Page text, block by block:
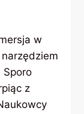
w
Sporo
z